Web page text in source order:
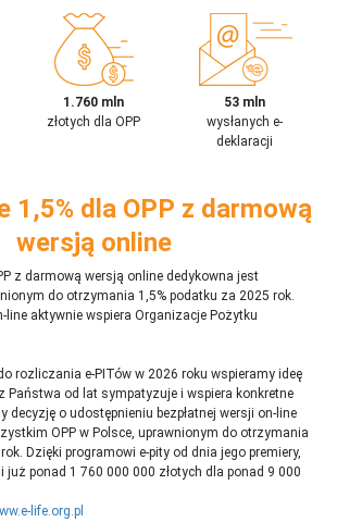
1.760 mln
złotych dla OPP
53 mln
wysłanych e-
deklaracji
1,5% dla OPP z darmową
wersją online
z darmową wersją online dedykowna jest
do otrzymania 1,5% podatku za 2025 rok.
line aktywnie wspiera Organizacje Pożytku
rozliczania e-PITów w 2026 roku wspieramy ideę
Państwa od lat sympatyzuje i wspiera konkretne
decyzję o udostępnieniu bezpłatnej wersji on-line
OPP w Polsce, uprawnionym do otrzymania
Dzięki programowi e-pity od dnia jego premiery,
ponad 1 760 000 000 złotych dla ponad 9 000
life.org.pl